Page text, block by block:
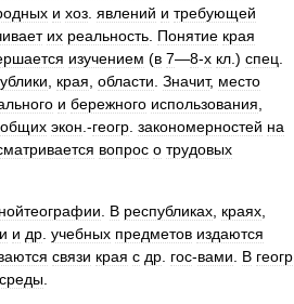
и хоз явлений и требующей
их реальность Понятие края
изучением (в 7—8-х кл .) спец
края области Значит, место
и бережного использования
общих экон .-геогр закономерностей на
вопрос о трудовых
В республиках краях
и др учебных предметов издаются
связи края с др гос-вами В геогр
среды